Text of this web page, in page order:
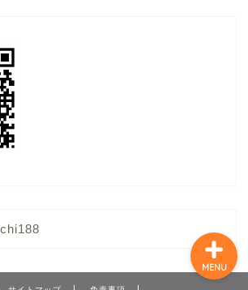
MENU
特定商取引法に基づく表